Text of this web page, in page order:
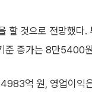
것으로 전망했다.
준 종가는 8만5400
억 원, 영업이익